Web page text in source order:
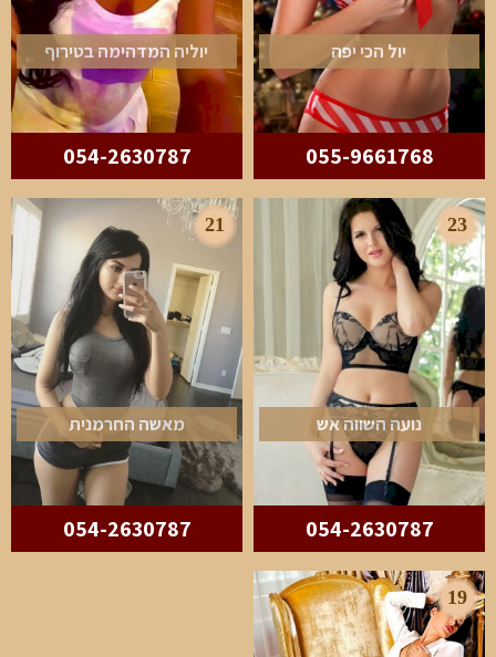
יול הכי יפה
055-9661768
יוליה המדהימה בטירוף
054-2630787
23
נועה השווה אש
054-2630787
21
מאשה החרמנית
054-2630787
19